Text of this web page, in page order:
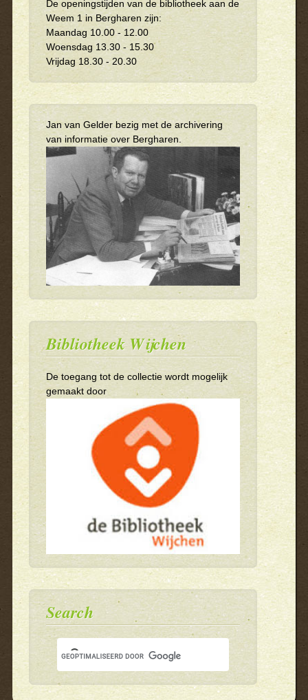
De openingstijden van de bibliotheek aan de
Weem 1 in Bergharen zijn:
Maandag 10.00 - 12.00
Woensdag 13.30 - 15.30
Vrijdag 18.30 - 20.30
Jan van Gelder bezig met de archivering
van informatie over Bergharen.
Bibliotheek Wijchen
De toegang tot de collectie wordt mogelijk
gemaakt door
Search